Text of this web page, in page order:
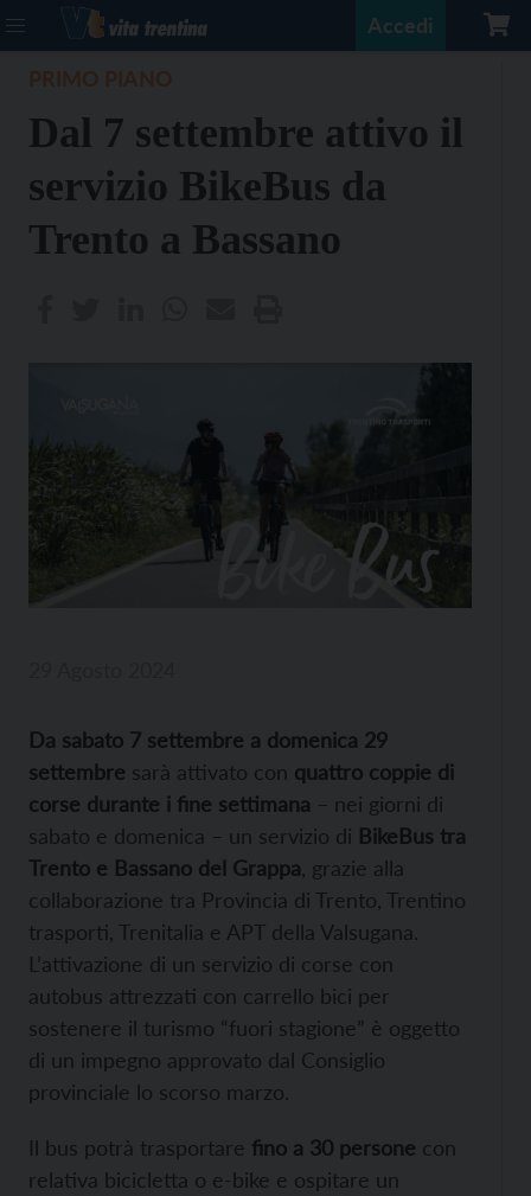
Accedi
Dal 7 settembre attivo il
servizio BikeBus da
Trento a Bassano
Da sabato 7 settembre a domenica 29
settembre sarà attivato con quattro coppie di
corse durante i fine settimana – nei giorni di
sabato e domenica – un servizio di BikeBus tra
Trento e Bassano del Grappa , grazie alla
collaborazione tra Provincia di Trento, Trentino
trasporti, Trenitalia e APT della Valsugana.
L’attivazione di un servizio di corse con
autobus attrezzati con carrello bici per
sostenere il turismo “fuori stagione” è oggetto
di un impegno approvato dal Consiglio
provinciale lo scorso marzo.
Il bus potrà trasportare fino a 30 persone con
relativa bicicletta o e-bike e ospitare un